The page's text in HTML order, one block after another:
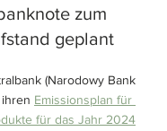
zum
geplant
(Narodowy Bank
Emissionsplan für
für das Jahr 2024